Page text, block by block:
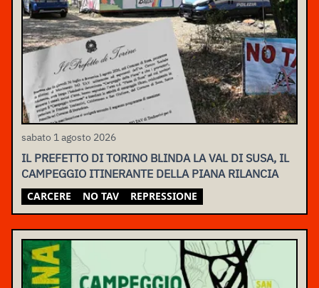
sabato 1 agosto 2026
IL PREFETTO DI TORINO BLINDA LA VAL DI SUSA, IL
CAMPEGGIO ITINERANTE DELLA PIANA RILANCIA
CARCERE NO TAV REPRESSIONE